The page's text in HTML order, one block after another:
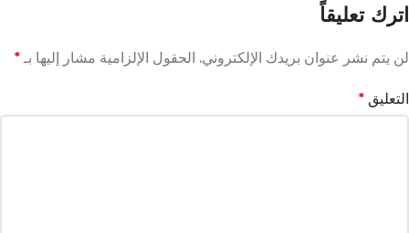
اترك تعليقاً
لن يتم نشر عنوان بريدك الإلكتروني. الحقول الإلزامية مشار إليها بـ *
التعليق *